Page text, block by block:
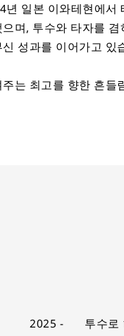
년 일본 이와테현에
며, 투수와 타자를
성과를 이어가고 있
는 최고를 향한 흔
2025 -
투수로